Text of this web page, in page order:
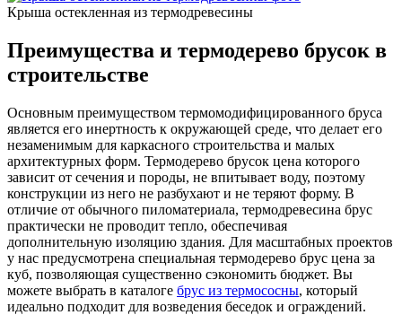
Крыша остекленная из термодревесины
Преимущества и термодерево брусок в
строительстве
Основным преимуществом термомодифицированного бруса
является его инертность к окружающей среде, что делает его
незаменимым для каркасного строительства и малых
архитектурных форм. Термодерево брусок цена которого
зависит от сечения и породы, не впитывает воду, поэтому
конструкции из него не разбухают и не теряют форму. В
отличие от обычного пиломатериала, термодревесина брус
практически не проводит тепло, обеспечивая
дополнительную изоляцию здания. Для масштабных проектов
у нас предусмотрена специальная термодерево брус цена за
куб, позволяющая существенно сэкономить бюджет. Вы
можете выбрать в каталоге брус из термососны, который
идеально подходит для возведения беседок и ограждений.